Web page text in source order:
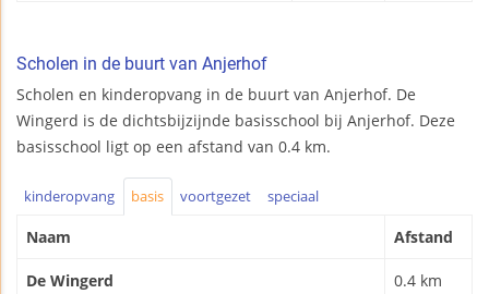
Scholen in de buurt van Anjerhof
Scholen en kinderopvang in de buurt van Anjerhof. De
Wingerd is de dichtsbijzijnde basisschool bij Anjerhof. Deze
basisschool ligt op een afstand van 0.4 km.
kinderopvang basis voortgezet speciaal
Naam Afstand
De Wingerd 0.4 km